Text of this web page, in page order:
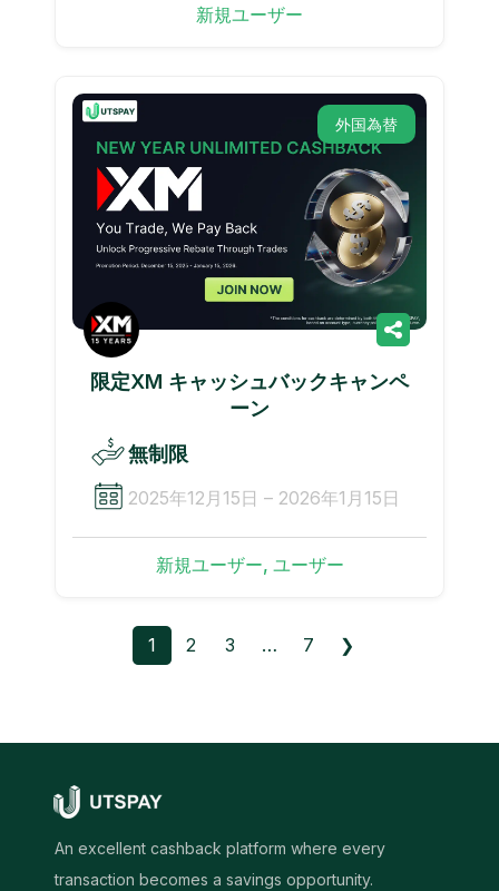
新規ユーザー
外国為替
限定XM キャッシュバックキャンペ
ーン
無制限
2025年12月15日 – 2026年1月15日
新規ユーザー, ユーザー
1 2 3 … 7 ❯
An excellent cashback platform where every
transaction becomes a savings opportunity.